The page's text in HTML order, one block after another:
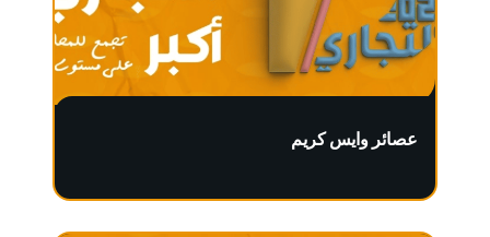
عصائر وايس كريم